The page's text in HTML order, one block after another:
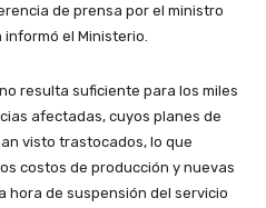
de prensa por el ministro
el Ministerio.
resulta suficiente para los miles
afectadas, cuyos planes de
visto trastocados, lo que
costos de producción y nuevas
hora de suspensión del servicio